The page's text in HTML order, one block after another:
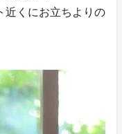
近くにお立ちよりの